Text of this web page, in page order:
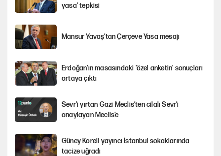
yasa’ tepkisi
Mansur Yavaş’tan Çerçeve Yasa mesajı
Erdoğan'ın masasındaki 'özel anketin' sonuçları
ortaya çıktı
Sevr’i yırtan Gazi Meclis’ten cilalı Sevr’i
onaylayan Meclis’e
Güney Koreli yayıncı İstanbul sokaklarında
tacize uğradı